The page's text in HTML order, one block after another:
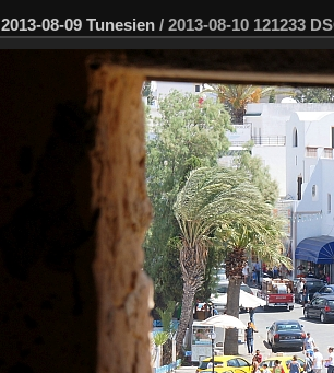
2013-08-09 Tunesien / 2013-08-10 121233